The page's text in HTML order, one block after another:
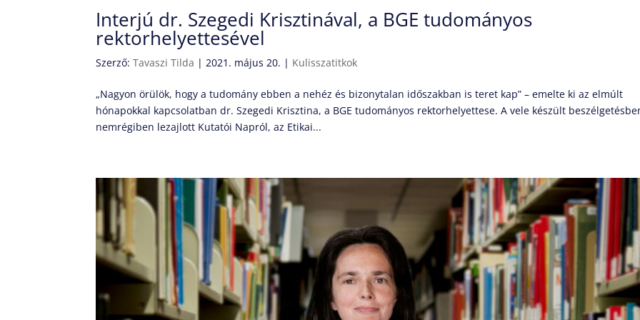
Interjú dr. Szegedi Krisztinával, a BGE tudományos
rektorhelyettesével
Szerző:Tavaszi Tilda |2021. május 20. | Kulisszatitkok
„Nagyon örülök, hogy a tudomány ebben a nehéz és bizonytalan időszakban is teret kap” – emelte ki az elmúlt
hónapokkal kapcsolatban dr. Szegedi Krisztina, a BGE tudományos rektorhelyettese. A vele készült
nemrégiben lezajlott Kutatói Napról, az Etikai...